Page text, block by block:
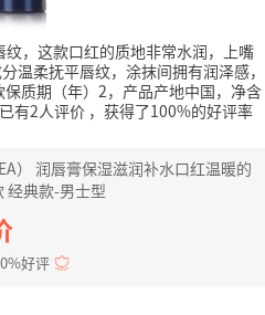
，这款口红的质地非常水润，上嘴
温柔抚平唇纹，涂抹间拥有润泽感，
保质期（年）2，产品产地中国，净含
有2人评价 ，获得了100%的好评率
） 润唇膏保湿滋润补水口红温暖的
经典款-男士型
好评